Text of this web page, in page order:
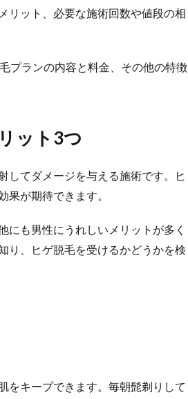
リット、必要な施術回数や値段の相
プランの内容と料金、その他の特徴
ット3つ
してダメージを与える施術です。ヒ
が期待できます。
にも男性にうれしいメリットが多く
り、ヒゲ脱毛を受けるかどうかを検
をキープできます。毎朝髭剃りして